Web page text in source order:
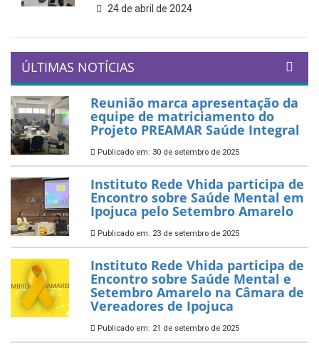
24 de abril de 2024
ÚLTIMAS NOTÍCIAS
Reunião marca apresentação da
equipe de matriciamento do
Projeto PREAMAR Saúde Integral
Publicado em: 30 de setembro de 2025
Instituto Rede Vhida participa de
Encontro sobre Saúde Mental em
Ipojuca pelo Setembro Amarelo
Publicado em: 23 de setembro de 2025
Instituto Rede Vhida participa de
Encontro sobre Saúde Mental e
Setembro Amarelo na Câmara de
Vereadores de Ipojuca
Publicado em: 21 de setembro de 2025